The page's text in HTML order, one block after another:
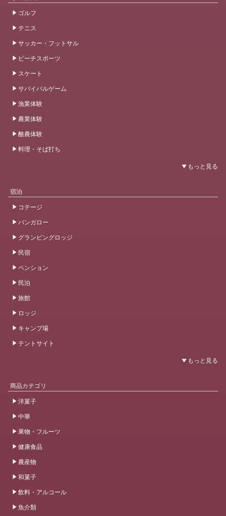
ゴルフ
テニス
サッカー・フットサル
ビーチスポーツ
スケート
サバイバルゲーム
漁業体験
農業体験
酪農体験
料理・そば打ち
宿泊
コテージ
バンガロー
グランピングロッジ
民宿
ペンション
民泊
旅館
ロッジ
キャンプ場
テントサイト
商品カテゴリ
洋菓子
中華
果物・フルーツ
健康食品
農産物
和菓子
飲料・アルコール
魚介類